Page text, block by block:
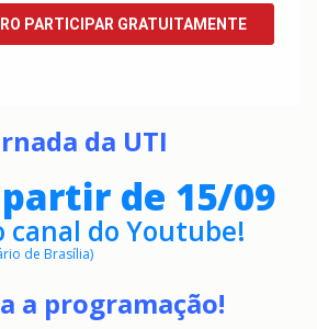
da UTI
de 15/09
canal do Youtube!
de Brasília)
a programação!